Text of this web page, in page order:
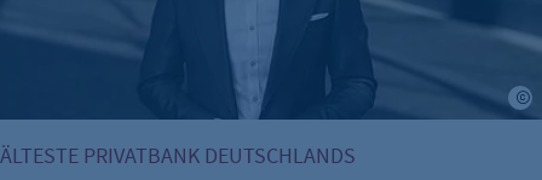
et_allow_cookies
Zweck:
ÄLTESTE PRIVATBANK DEUTSCHLANDS